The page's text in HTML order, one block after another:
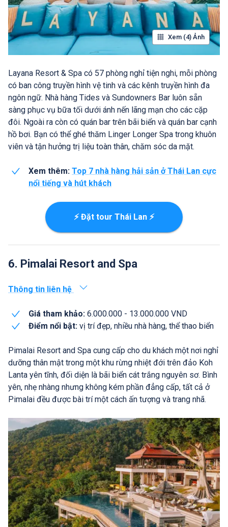
Xem (4) Ảnh
Layana Resort & Spa có 57 phòng nghỉ tiện nghi, mỗi phòng
có ban công truyền hình vệ tinh và các kênh truyền hình đa
ngôn ngữ. Nhà hàng Tides và Sundowners Bar luôn sẵn
sàng phục vụ bữa tối dưới ánh nến lãng mạn cho các cặp
đôi. Ngoài ra còn có quán bar trên bãi biển và quán bar cạnh
hồ bơi. Bạn có thể ghé thăm Linger Longer Spa trong khuôn
viên và tận hưởng trị liệu toàn thân, chăm sóc da mặt.
Xem thêm: Top 7 nhà hàng hải sản ở Thái Lan cực
nổi tiếng và hút khách
⚡ Đặt tour Thái Lan ⚡
6. Pimalai Resort and Spa
Thông tin liên hệ
Giá tham khảo: 6.000.000 - 13.000.000 VND
Điểm nổi bật: vị trí đẹp, nhiều nhà hàng, thể thao biển
Pimalai Resort and Spa cung cấp cho du khách một nơi nghỉ
dưỡng thân mật trong một khu rừng nhiệt đới trên đảo Koh
Lanta yên tĩnh, đối diện là bãi biển cát trắng nguyên sơ. Bình
yên, nhẹ nhàng nhưng không kém phần đẳng cấp, tất cả ở
Pimalai đều được bài trí một cách ấn tượng và trang nhã.